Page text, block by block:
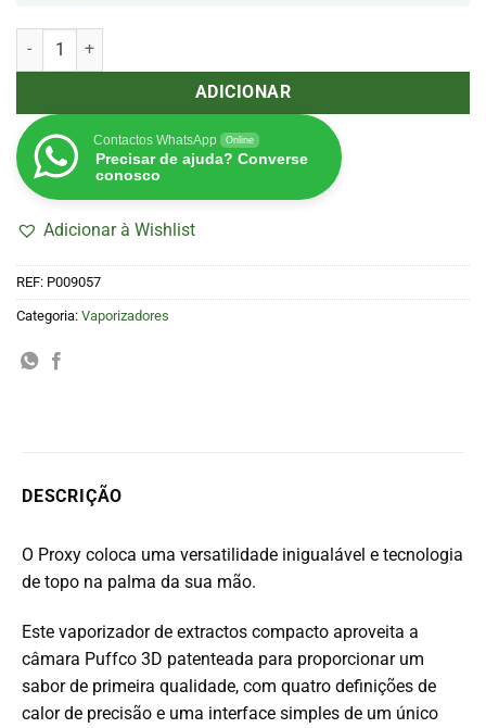
Quantidade de Vaporizador Proxy Kit Flourish Edição Limitada
ADICIONAR
Contactos WhatsApp Online
Precisar de ajuda? Converse
conosco
Adicionar à Wishlist
REF: P009057
Categoria: Vaporizadores
DESCRIÇÃO
O Proxy coloca uma versatilidade inigualável e tecnologia
de topo na palma da sua mão.
Este vaporizador de extractos compacto aproveita a
câmara Puffco 3D patenteada para proporcionar um
sabor de primeira qualidade, com quatro definições de
calor de precisão e uma interface simples de um único